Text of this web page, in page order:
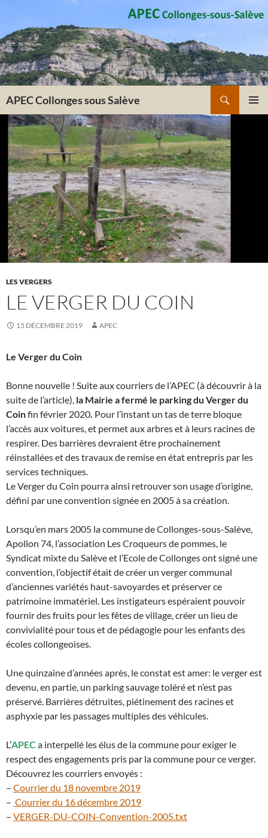
APEC Collonges sous Salève
AU
CONTENU
LES VERGERS
LE VERGER DU COIN
15 DÉCEMBRE 2019 APEC
Le Verger du Coin
Bonne nouvelle ! Suite aux courriers de l’APEC (à découvrir à la
suite de l’article), la Mairie a fermé le parking du Verger du
Coinfin février 2020 Pour l’instant un tas de terre bloque
l’accès aux voitures, et permet aux arbres et à leurs racines de
respirer. Des barrières devraient être prochainement
réinstallées et des travaux de remise en état entrepris par les
services techniques.
Le Verger du Coin pourra ainsi retrouver son usage d’origine,
défini par une convention signée en 2005 à sa création.
Lorsqu’en mars 2005 la commune de Collonges-sous-Salève,
Apollon 74, l’association Les Croqueurs de pommes, le
Syndicat mixte du Salève et l’Ecole de Collonges ont signé une
convention, l’objectif était de créer un verger communal
d’anciennes variétés haut-savoyardes et préserver ce
patrimoine immatériel. Les instigateurs espéraient pouvoir
fournir des fruits pour les fêtes de village, créer un lieu de
convivialité pour tous et de pédagogie pour les enfants des
écoles collongeoises.
Une quinzaine d’années après, le constat est amer: le verger est
devenu, en partie, un parking sauvage toléré et n’est pas
préservé. Barrières détruites, piétinement des racines et
asphyxie par les passages multiples des véhicules.
L’APEC a interpellé les élus de la commune pour exiger le
respect des engagements pris par la commune pour ce verger.
Découvrez les courriers envoyés :
– Courrier du 18 novembre 2019
– Courrier du 16 décembre 2019
– VERGER-DU-COIN-Convention-2005.txt